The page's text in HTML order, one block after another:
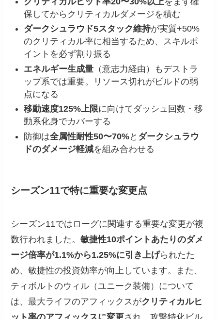
保してからクリティカルダメージを積む
ダークシュラウド5スタック維持が実質+50%
のクリティカル率に相当するため、スキルポ
イントを必ず割り振る
エネルギー生成量 （意志力経由）もデストラ
ップ系では重要。リソース切れがビルドの弱
点になる
移動速度125%上限に向けてダッシュ回数・移
動系化身でカバーする
防御は全属性耐性50〜70%と ダークシュラウ
ドのダメージ軽減を組み合わせる
シーズン11で特に重要な変更点
シーズン11ではローグに関連する重要な変更が複
数行われました。敏捷性10ポイントあたりのダメ
ージ倍率が1.1%から1.25%に引き上げられたた
め、敏捷性の投資効率が向上しています。また、
ティボルトのウィル（ユニーク装備）について
は、最大ライフのアフィックスがクリティカルヒ